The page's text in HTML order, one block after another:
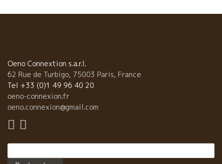
Oeno Connextion s.a.r.l.
62 Rue de Turbigo, 75003 Paris, France
Tel +33 (0)1 49 96 40 20
oeno-connexion.fr
oeno.connexion@gmail.com